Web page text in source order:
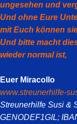
ungesehen und
Und ohne Eure
mit Euch können
Und bitte macht
wieder normal ist,
Euer Miracollo
www.streunerhilfe-
Streunerhilfe Susi &
GENODEF1GIL;